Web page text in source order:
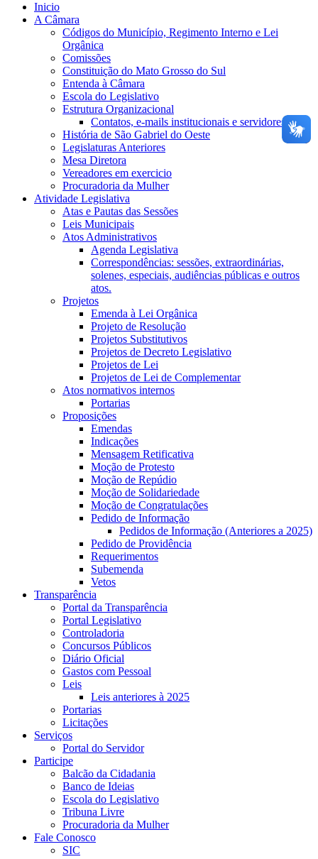
Inicio
A Câmara
Códigos do Município, Regimento Interno e Lei
Orgânica
Comissões
Constituição do Mato Grosso do Sul
Entenda à Câmara
Escola do Legislativo
Estrutura Organizacional
Contatos, e-mails institucionais e servidores
História de São Gabriel do Oeste
Legislaturas Anteriores
Mesa Diretora
Vereadores em exercicio
Procuradoria da Mulher
Atividade Legislativa
Atas e Pautas das Sessões
Leis Municipais
Atos Administrativos
Agenda Legislativa
Correspondências: sessões, extraordinárias,
solenes, especiais, audiências públicas e outros
atos.
Projetos
Emenda à Lei Orgânica
Projeto de Resolução
Projetos Substitutivos
Projetos de Decreto Legislativo
Projetos de Lei
Projetos de Lei de Complementar
Atos normativos internos
Portarias
Proposições
Emendas
Indicações
Mensagem Retificativa
Moção de Protesto
Moção de Repúdio
Moção de Solidariedade
Moção de Congratulações
Pedido de Informação
Pedidos de Informação (Anteriores a 2025)
Pedido de Providência
Requerimentos
Subemenda
Vetos
Transparência
Portal da Transparência
Portal Legislativo
Controladoria
Concursos Públicos
Diário Oficial
Gastos com Pessoal
Leis
Leis anteriores à 2025
Portarias
Licitações
Serviços
Portal do Servidor
Participe
Balcão da Cidadania
Banco de Ideias
Escola do Legislativo
Tribuna Livre
Procuradoria da Mulher
Fale Conosco
SIC